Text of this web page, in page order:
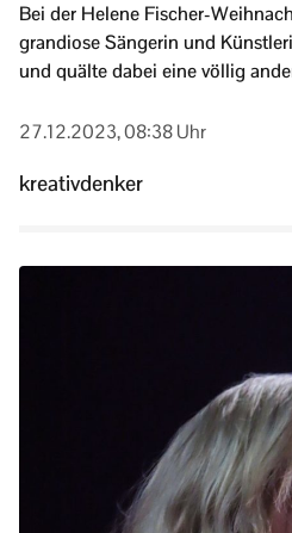
Bei der Helene Fischer-
grandiose Sängerin und
und quälte dabei eine völlig
27.12.2023, 08:38 Uhr
kreativdenker